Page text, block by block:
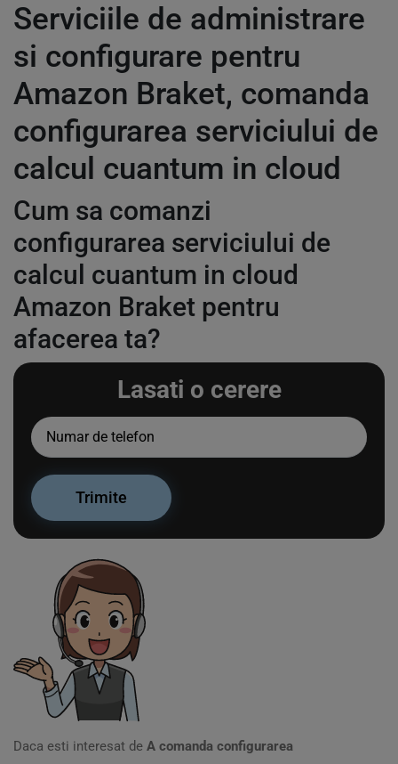
Serviciile de administrare
si configurare pentru
Amazon Braket, comanda
configurarea serviciului de
calcul cuantum in cloud
Cum sa comanzi
configurarea serviciului de
calcul cuantum in cloud
Amazon Braket pentru
afacerea ta?
Lasati o cerere
Daca esti interesat de A comanda configurarea